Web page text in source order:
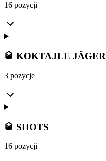
16 pozycji
🥃 KOKTAJLE JÄGER
3 pozycje
🥃 SHOTS
16 pozycji